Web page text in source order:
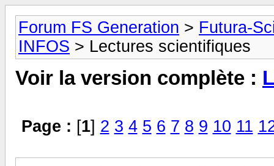
Forum FS Generation > Futura-
INFOS > Lectures scientifiques
Voir la version complète :
Page : [1] 2 3 4 5 6 7 8 9 10 11